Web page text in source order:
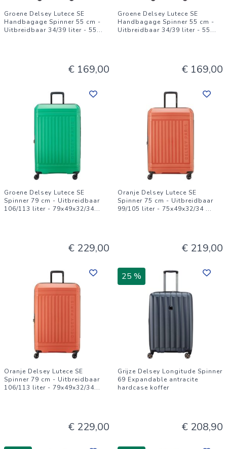
Groene Delsey Lutece SE
Handbagage Spinner 55 cm -
Uitbreidbaar 34/39 liter - 55...
€ 169,00
Groene Delsey Lutece SE
Handbagage Spinner 55 cm -
Uitbreidbaar 34/39 liter - 55...
€ 169,00
Groene Delsey Lutece SE
Spinner 79 cm - Uitbreidbaar
106/113 liter - 79x49x32/34...
€ 229,00
Oranje Delsey Lutece SE
Spinner 75 cm - Uitbreidbaar
99/105 liter - 75x49x32/34 ...
€ 219,00
Oranje Delsey Lutece SE
Spinner 79 cm - Uitbreidbaar
106/113 liter - 79x49x32/34...
€ 229,00
25 %
Grijze Delsey Longitude Spinner
69 Expandable antracite
hardcase koffer
€ 208,90